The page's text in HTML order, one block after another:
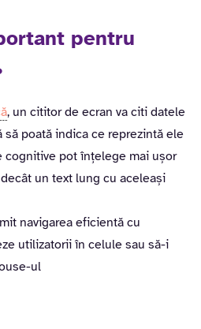
pentru
, un cititor de ecran va citi datele
poată indica ce reprezintă ele
pot înțelege mai ușor
un text lung cu aceleași
navigarea eficientă cu
utilizatorii în celule sau să-i
ul